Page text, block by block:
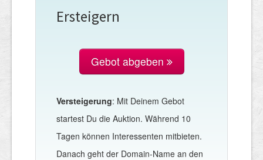
Ersteigern
Gebot abgeben
Versteigerung: Mit Deinem Gebot
startest Du die Auktion. Während 10
Tagen können Interessenten mitbieten.
Danach geht der Domain-Name an den